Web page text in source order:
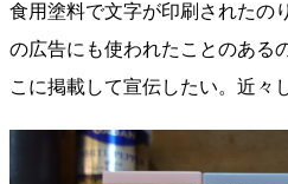
食用塗料で文字が印刷されたの
の広告にも使われたことのある
こに掲載して宣伝したい。近々